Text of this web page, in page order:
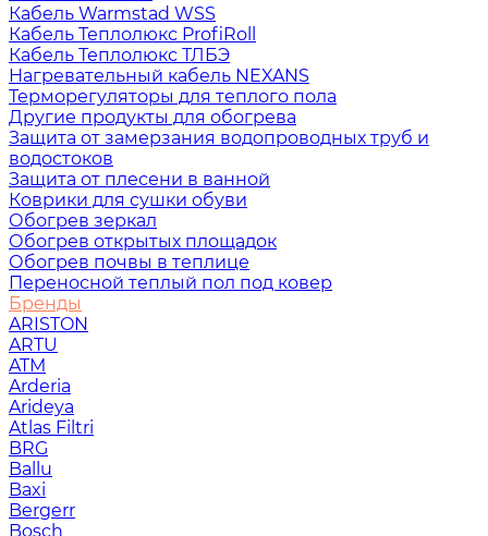
Кабель Warmstad WSS
Кабель Теплолюкс ProfiRoll
Кабель Теплолюкс ТЛБЭ
Нагревательный кабель NEXANS
Терморегуляторы для теплого пола
Другие продукты для обогрева
Защита от замерзания водопроводных труб и
водостоков
Защита от плесени в ванной
Коврики для сушки обуви
Обогрев зеркал
Обогрев открытых площадок
Обогрев почвы в теплице
Переносной теплый пол под ковер
Бренды
ARISTON
ARTU
ATM
Arderia
Arideya
Atlas Filtri
BRG
Ballu
Baxi
Bergerr
Bosch